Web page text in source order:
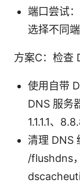
端口尝试
选择不同
方案C：检查
使用自带
DNS 服务
1.1.1.1、
清理 DNS
/flushdns